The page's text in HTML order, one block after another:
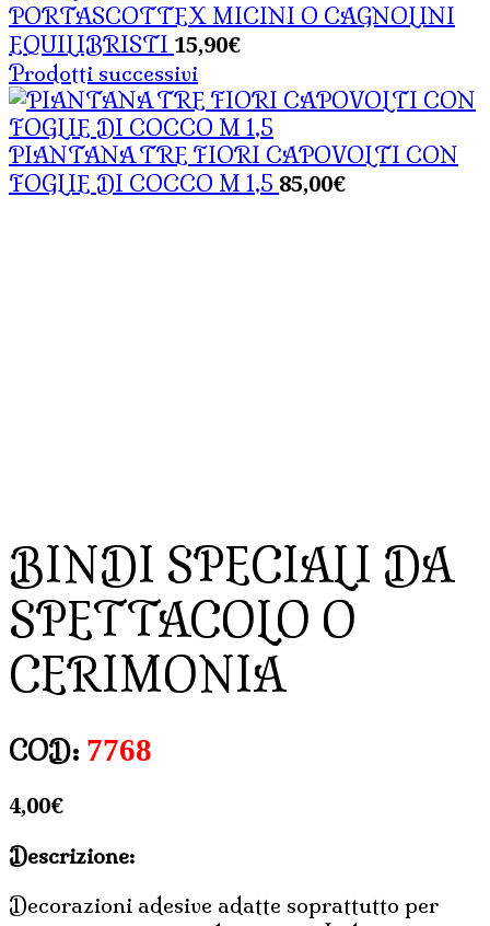
PORTASCOTTEX MICINI O CAGNOLINI
EQUILIBRISTI 15,90€
Prodotti successivi
PIANTANA TRE FIORI CAPOVOLTI CON
FOGLIE DI COCCO M 1,5 85,00€
BINDI SPECIALI DA
SPETTACOLO O
CERIMONIA
COD: 7768
4,00€
Descrizione:
Decorazioni adesive adatte soprattutto per